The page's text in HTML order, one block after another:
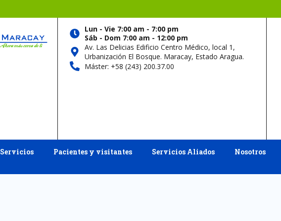
Lun - Vie 7:00 am - 7:00 pm
Sáb - Dom 7:00 am - 12:00 pm
Av. Las Delicias Edificio Centro Médico, local 1,
Urbanización El Bosque. Maracay, Estado Aragua.
Máster: +58 (243) 200.37.00
Servicios Pacientes y visitantes Servicios Aliados Nosotros